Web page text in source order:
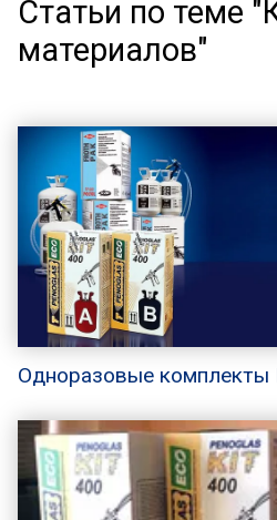
Статьи по теме
материалов"
Одноразовые